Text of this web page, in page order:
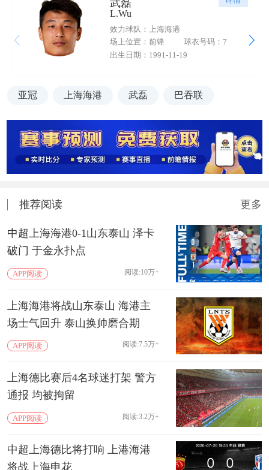
武磊
L.Wu
效力球队：上海海港
场上位置：前锋
球衣号码：7
出生日期：1991-11-19
亚冠 上海海港 武磊 巴吞联
推荐阅读 更多
中超上海海港0-1山东泰山 泽卡
破门 于金永扑点
APP阅读 阅读:10万+
上海海港将战山东泰山 海港主
场士气回升 泰山换帅磨合期
APP阅读 阅读:7.5万+
上海德比赛后4名球迷打架 警方
通报 均被拘留
APP阅读 阅读:3.2万+
中超上海德比将打响 上港海港
将战上海申花